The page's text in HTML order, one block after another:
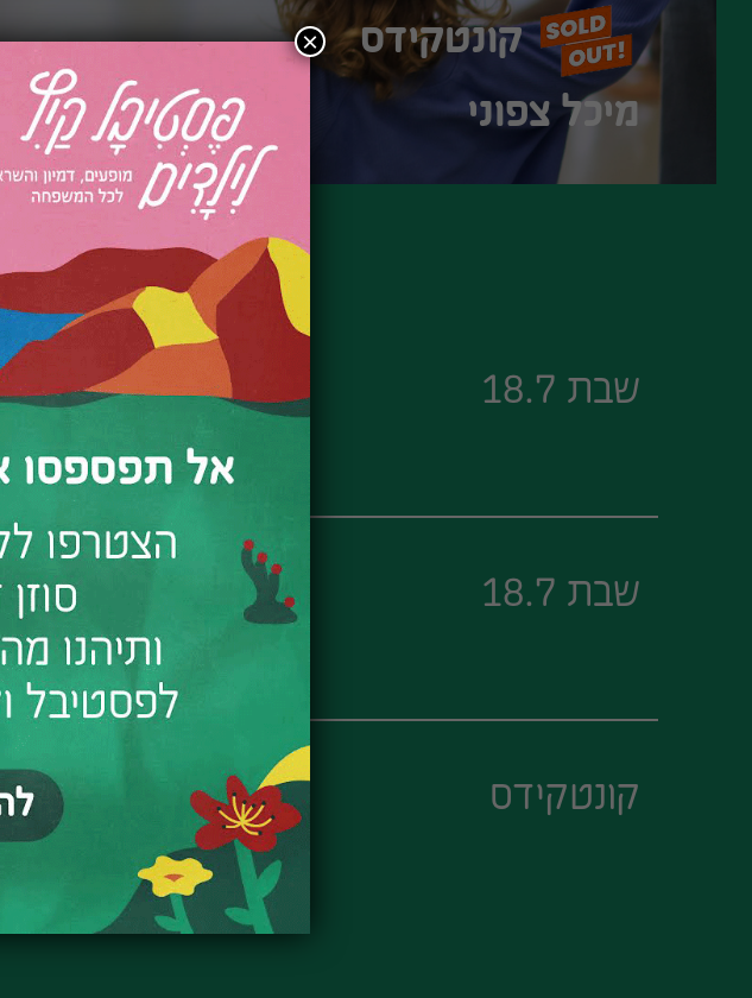
קונטקידס
מיכל צפוני
שבת 18.7 10:00
שבת 18.7
קונטקידס
×